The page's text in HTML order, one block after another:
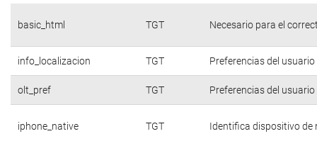
basic_html TGT Necesario para el
info_localizacion TGT Preferencias del
olt_pref TGT Preferencias del
iphone_native TGT Identifica dispositivo de